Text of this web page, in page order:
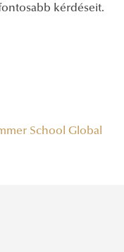
kérdéseit.
School Global